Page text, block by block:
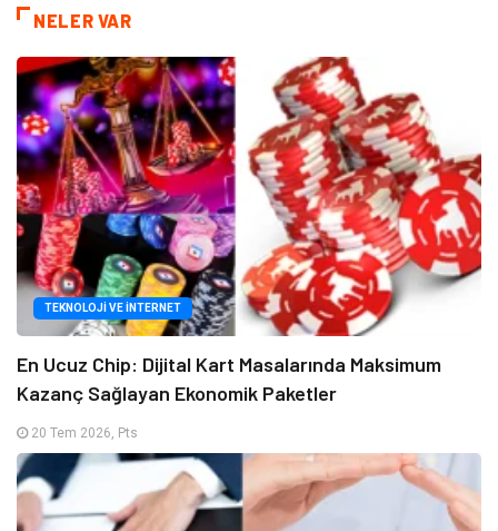
NELER VAR
TEKNOLOJI VE İNTERNET
En Ucuz Chip: Dijital Kart Masalarında Maksimum
Kazanç Sağlayan Ekonomik Paketler
20 Tem 2026, Pts